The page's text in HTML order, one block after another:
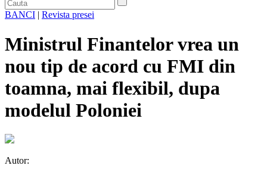
BANCI | Revista presei
Ministrul Finantelor vrea un
nou tip de acord cu FMI din
toamna, mai flexibil, dupa
modelul Poloniei
Autor: